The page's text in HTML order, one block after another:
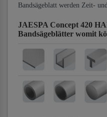
Bandsägeblatt werden Zeit-
JAESPA Concept 420
Bandsägeblätter womit